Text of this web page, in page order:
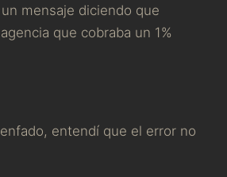
mensaje diciendo que
que cobraba un 1%
entendí que el error no